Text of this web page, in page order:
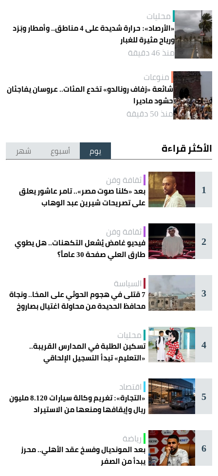
محليات
«الأرصاد»: حرارة شديدة على 4 مناطق.. وأمطار وبَرَد
ورياح مثيرة للغبار
منذ 46 دقيقة
منوعات
شائعة «زفاف رونالدو» تخدع المئات.. عروسان يفاجئان
حشود ماديرا
منذ 50 دقيقة
الأكثر قراءة يوم أسبوع شهر
1
ثقافة وفن
بعد «كلنا صوت مصر».. تامر عاشور يعلق
على تصريحات شيرين عبد الوهاب
2
ثقافة وفن
فيديو غامض يُشعل التكهنات.. هل يطوي
طارق العلي صفحة 30 عاماً؟
3
السياسة
7 قتلى في هجوم الحوثي على المخا.. ونجاة
محافظ الحديدة من محاولة اغتيال بصاروخ
4
محليات
تسكين الطلبة في المدارس القريبة..
«التعليم» تبدأ التسجيل الإلحاقي
5
اقتصاد
«التجارة»: تغريم وكالة سيارات 8.120 مليون
ريال وإيقافها ومنعها من الاستيراد
6
رياضة
بعد المونديال وفسخ عقد الأهلي.. محرز
يبدأ من الصفر